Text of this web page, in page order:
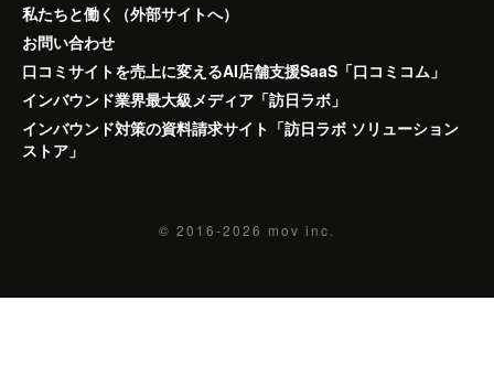
私たちと働く（外部サイトへ）
お問い合わせ
口コミサイトを売上に変えるAI店舗支援SaaS「口コミコム」
インバウンド業界最大級メディア「訪日ラボ」
インバウンド対策の資料請求サイト「訪日ラボ ソリューション
ストア」
© 2016-2026 mov inc.